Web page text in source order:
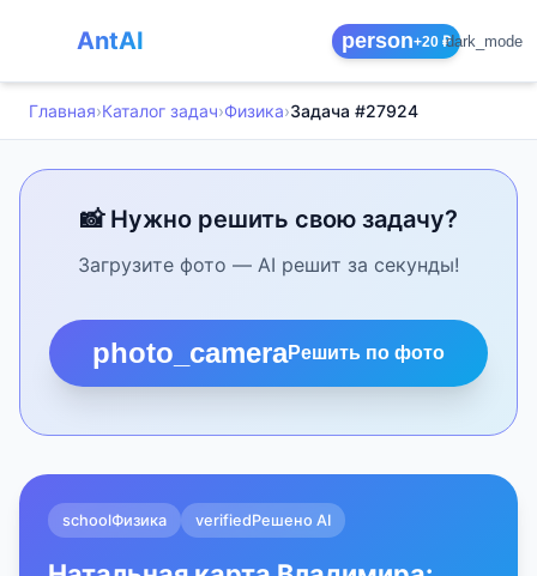
AntAI person+20 ₽dark_mode
Главная›Каталог задач›Физика›Задача #27924
📸 Нужно решить свою задачу?
Загрузите фото — AI решит за секунды!
photo_cameraРешить по фото
schoolФизика verifiedРешено AI